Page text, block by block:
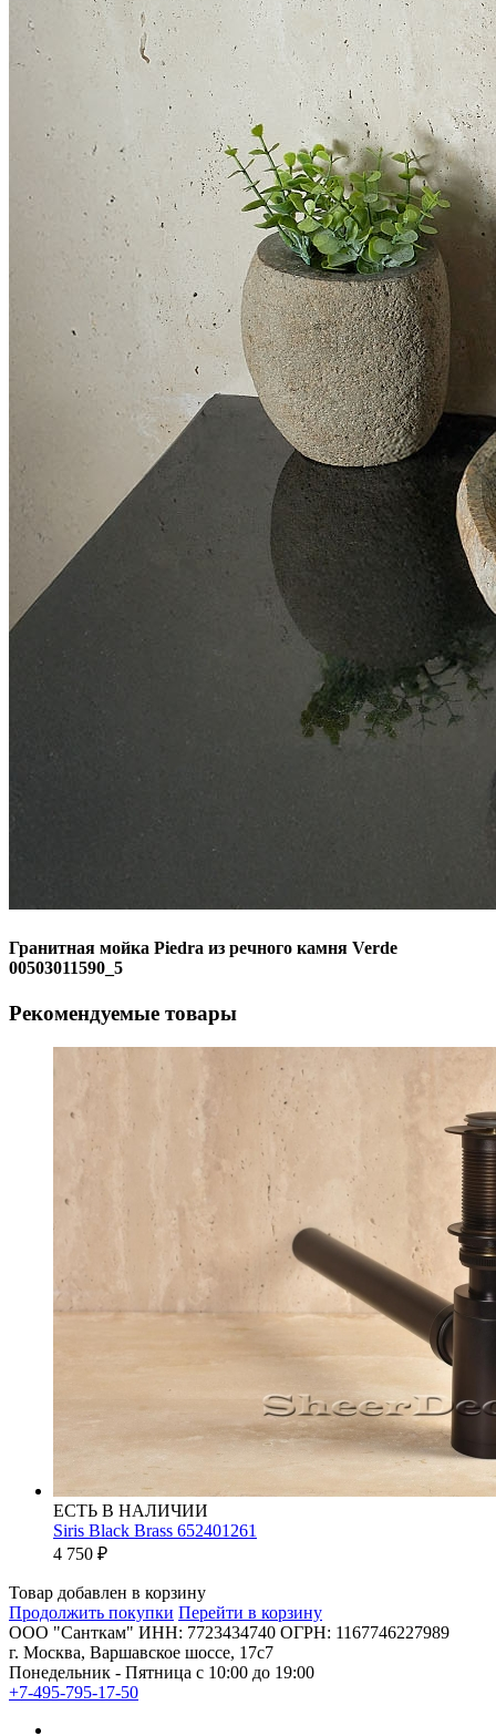
Гранитная мойка Piedra из речного камня Verde
00503011590_5
Рекомендуемые товары
ЕСТЬ В НАЛИЧИИ
Siris Black Brass 652401261
4 750 ₽
Товар добавлен в корзину
Продолжить покупки Перейти в корзину
ООО "Санткам" ИНН: 7723434740 ОГРН: 1167746227989
г. Москва, Варшавское шоссе, 17с7
Понедельник - Пятница с 10:00 до 19:00
+7-495-795-17-50